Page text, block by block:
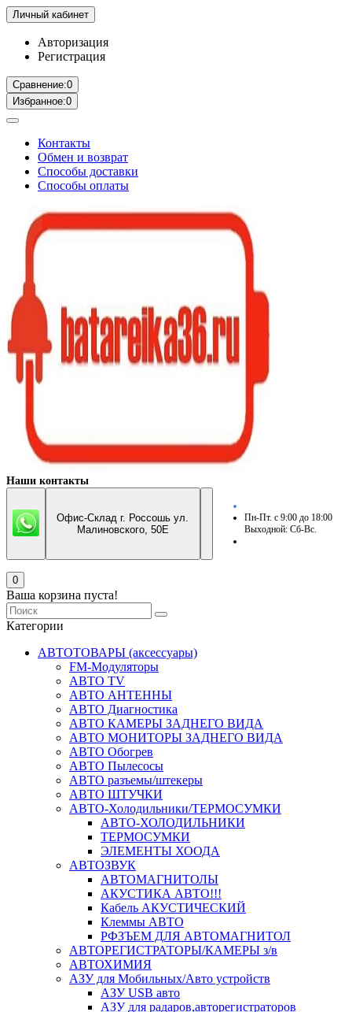
Личный кабинет
Авторизация
Регистрация
Сравнение:0
Избранное:0
Контакты
Обмен и возврат
Способы доставки
Способы оплаты
Наши контакты
Офис-Склад г. Россошь ул.
Малиновского, 50Е
Пн-Пт. с 9:00 до 18:00
Выходной: Сб-Вс.
0
Ваша корзина пуста!
Категории
АВТОТОВАРЫ (аксессуары)
FM-Модуляторы
АВТО TV
АВТО АНТЕННЫ
АВТО Диагностика
АВТО КАМЕРЫ ЗАДНЕГО ВИДА
АВТО МОНИТОРЫ ЗАДНЕГО ВИДА
АВТО Обогрев
АВТО Пылесосы
АВТО разъемы/штекеры
АВТО ШТУЧКИ
АВТО-Холодильники/ТЕРМОСУМКИ
АВТО-ХОЛОДИЛЬНИКИ
ТЕРМОСУМКИ
ЭЛЕМЕНТЫ ХООДА
АВТОЗВУК
АВТОМАГНИТОЛЫ
АКУСТИКА АВТО!!!
Кабель АКУСТИЧЕСКИЙ
Клеммы АВТО
РФЗЪЕМ ДЛЯ АВТОМАГНИТОЛ
АВТОРЕГИСТРАТОРЫ/КАМЕРЫ з/в
АВТОХИМИЯ
АЗУ для Мобильных/Авто устройств
АЗУ USB авто
АЗУ для радаров,авторегистраторов